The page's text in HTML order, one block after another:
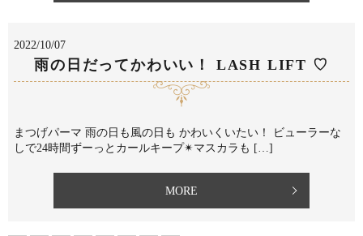
2022/10/07
雨の日だってかわいい！ LASH LIFT ♡
まつげパーマ 雨の日も風の日も かわいくいたい！ ⁡ビューラーな
しで24時間ずーっとカールキープ✴︎マスカラも […]
MORE